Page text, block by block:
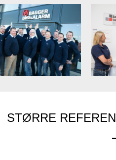
STØRRE